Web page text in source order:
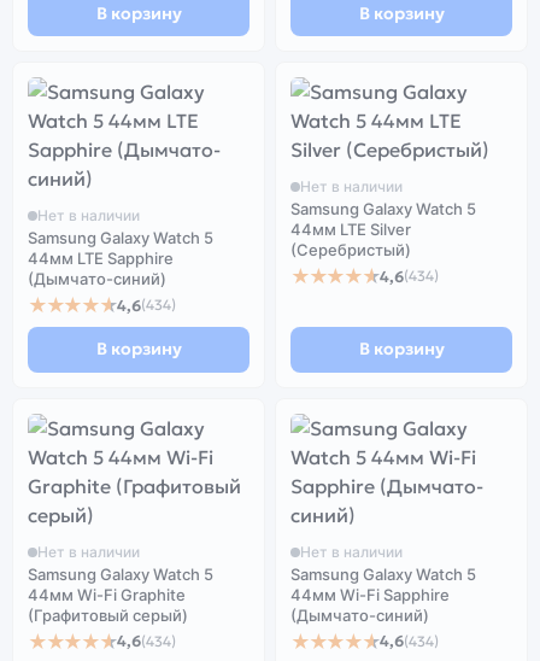
В корзину В корзину
Нет в наличии
Samsung Galaxy Watch 5
44мм LTE Sapphire
(Дымчато-синий)
★★★★★4,6(434)
В корзину
Нет в наличии
Samsung Galaxy Watch 5
44мм LTE Silver
(Серебристый)
★★★★★4,6(434)
В корзину
Нет в наличии
Samsung Galaxy Watch 5
44мм Wi-Fi Graphite
(Графитовый серый)
★★★★★4,6(434)
Нет в наличии
Samsung Galaxy Watch 5
44мм Wi-Fi Sapphire
(Дымчато-синий)
★★★★★4,6(434)